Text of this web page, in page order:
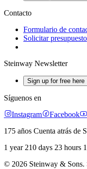
Contacto
Formulario de
Solicitar presupuesto
Steinway Newsletter
Sign up for free here
Síguenos en
Instagram
Facebook
175 años Cuenta atrás de
1 year 210 days 23 hours
© 2026 Steinway & Sons.